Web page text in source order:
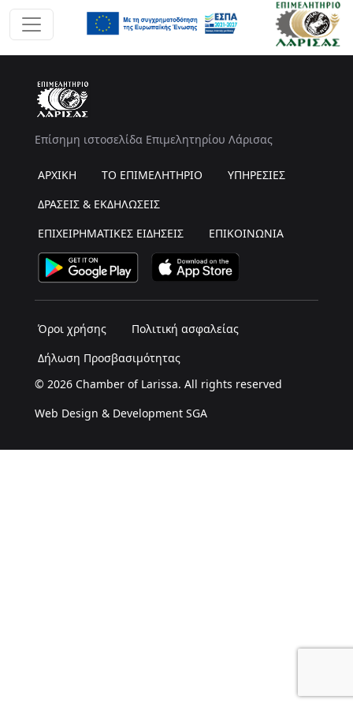
Επίσημη ιστοσελίδα Επιμελητηρίου Λάρισας
ΑΡΧΙΚΗ ΤΟ ΕΠΙΜΕΛΗΤΗΡΙΟ
ΥΠΗΡΕΣΙΕΣ
ΔΡΑΣΕΙΣ & ΕΚΔΗΛΩΣΕΙΣ
ΕΠΙΧΕΙΡΗΜΑΤΙΚΕΣ ΕΙΔΗΣΕΙΣ
ΕΠΙΚΟΙΝΩΝΙΑ
Όροι χρήσης
Πολιτική ασφαλείας
Δήλωση Προσβασιμότητας
© 2026 Chamber of Larissa. All rights reserved
Web Design & Development SGA